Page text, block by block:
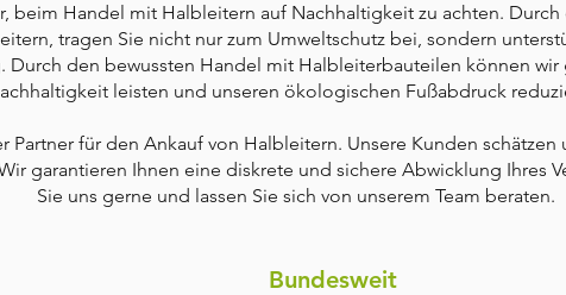
beim Handel mit Halbleitern auf Nachhaltigkeit zu achten.
tragen Sie nicht nur zum Umweltschutz bei, sondern
Durch den bewussten Handel mit Halbleiterbauteilen können
leisten und unseren ökologischen Fußabdruck
Partner für den Ankauf von Halbleitern. Unsere Kunden
garantieren Ihnen eine diskrete und sichere Abwicklung Ihres
Sie uns gerne und lassen Sie sich von unserem Team beraten.
Bundesweit